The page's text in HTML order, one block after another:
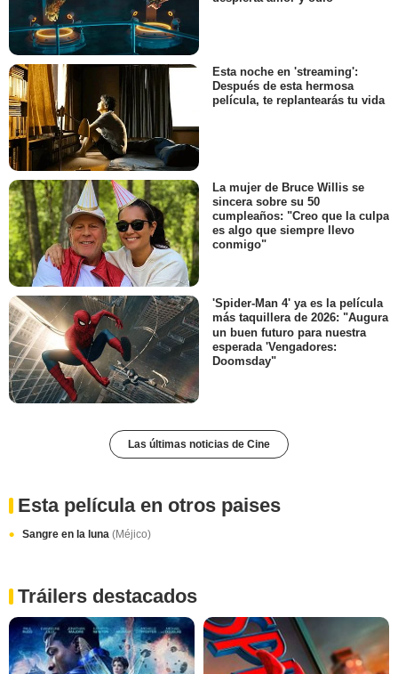
Esta noche en 'streaming':
Después de esta hermosa
película, te replantearás tu vida
La mujer de Bruce Willis se
sincera sobre su 50
cumpleaños: "Creo que la culpa
es algo que siempre llevo
conmigo"
'Spider-Man 4' ya es la película
más taquillera de 2026: "Augura
un buen futuro para nuestra
esperada 'Vengadores:
Doomsday"
Las últimas noticias de Cine
Esta película en otros paises
Sangre en la luna (Méjico)
Tráilers destacados